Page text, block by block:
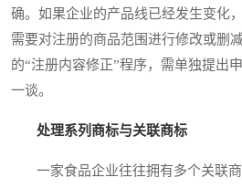
确。如果企业的产品线已经发生变化
需要对注册的商品范围进行修改或删
的“注册内容修正”程序，需单独提出
一谈。
处理系列商标与关联商标
一家食品企业往往拥有多个关联商